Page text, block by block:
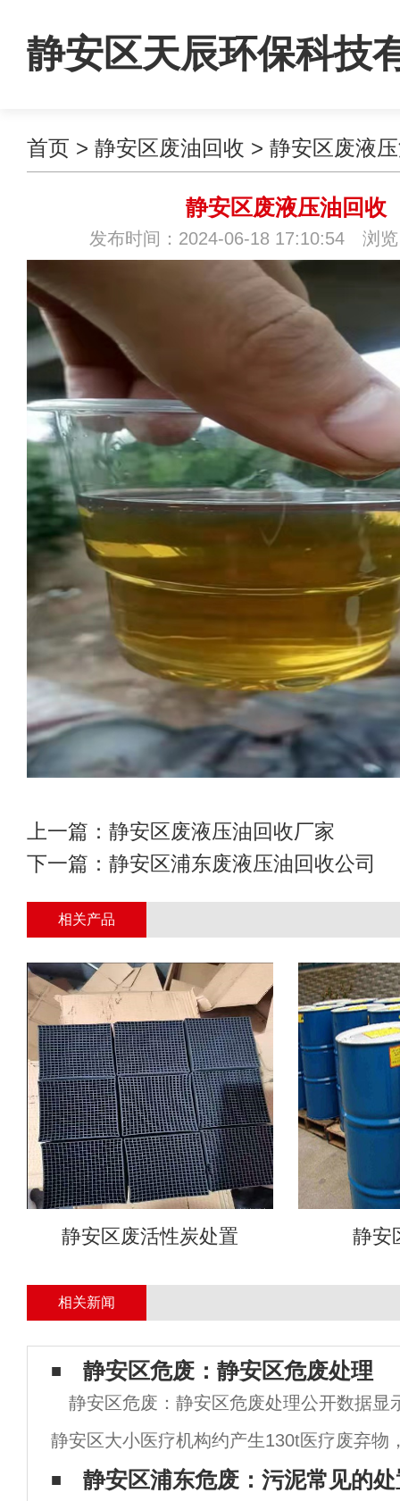
静安区天辰环保科技
司
首页 > 静安区废油回收 > 静安区废液
静安区废液压油回收
发布时间：2024-06-18 17:10:54 浏览
上一篇： 静安区废液压油回收厂家
下一篇： 静安区浦东废液压油回收公司
相关产品
静安区废活性炭处置 静安
相关新闻
静安区危废：静安区危废处理
静安区危废：静安区危废处理公开数据显
静安区大小医疗机构约产生130t医疗废弃物
和设有发热门诊医疗机构产生的医废在
静安区浦东危废：污泥常见的